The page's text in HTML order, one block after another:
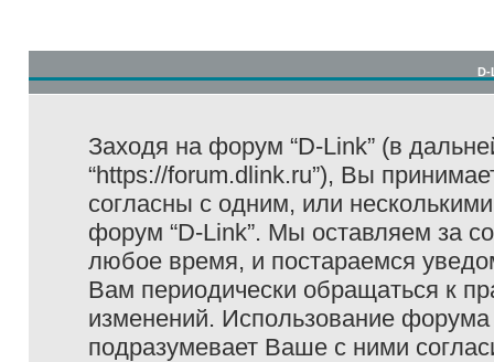
D-
Заходя на форум “D-Link” (в
“https://forum.dlink.ru”), Вы
согласны с одним, или
форум “D-Link”. Мы оставляем за
любое время, и постараемся
Вам периодически обращаться к
изменений. Использование
подразумевает Ваше с ними